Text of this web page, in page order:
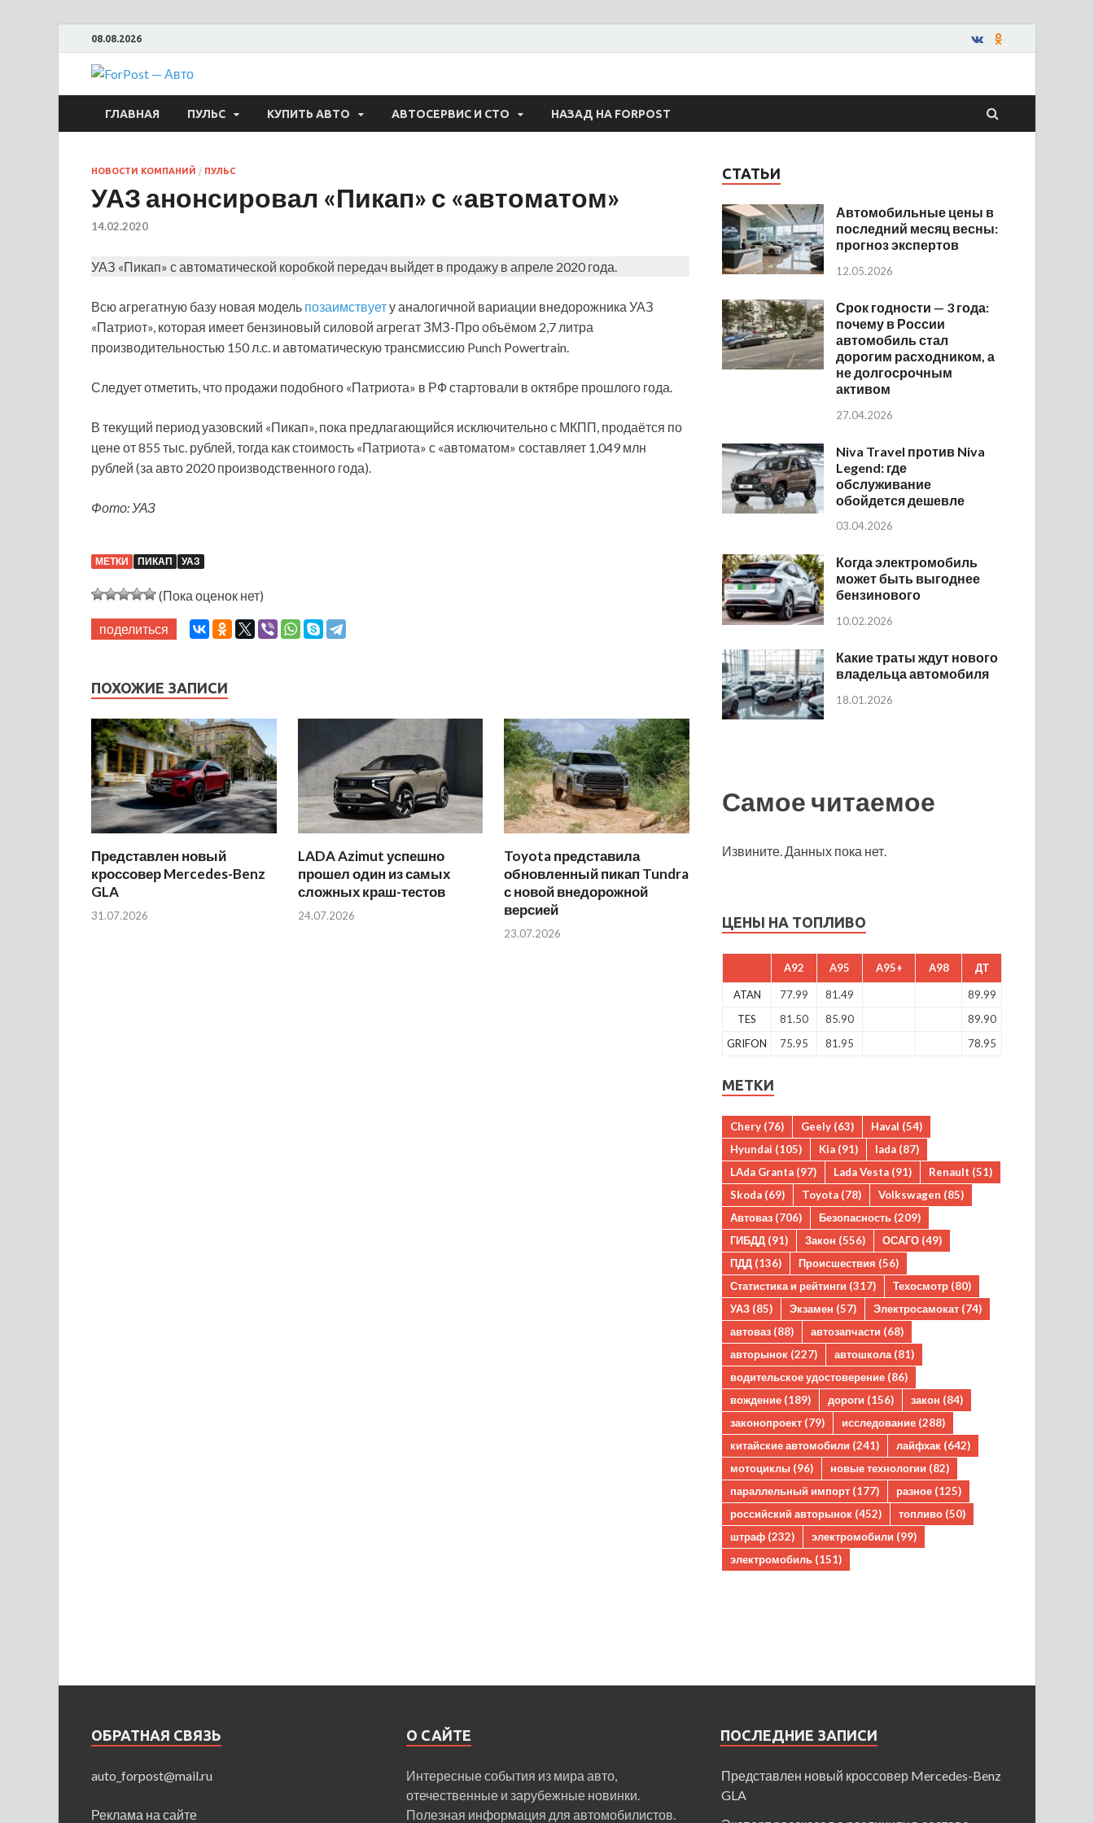
08.08.2026
ForPost — Авто
ГЛАВНАЯ ПУЛЬС КУПИТЬ АВТО АВТОСЕРВИС И СТО НАЗАД НА FORPOST
НОВОСТИ КОМПАНИЙ / ПУЛЬС
УАЗ анонсировал «Пикап» с «автоматом»
14.02.2020
УАЗ «Пикап» с автоматической коробкой передач выйдет в продажу в апреле 2020 года.
Всю агрегатную базу новая модель позаимствуету аналогичной вариации внедорожника УАЗ
«Патриот», которая имеет бензиновый силовой агрегат ЗМЗ-Про объёмом 2,7 литра
производительностью 150 л.с. и автоматическую трансмиссию Punch Powertrain.
Следует отметить, что продажи подобного «Патриота» в РФ стартовали в октябре прошлого года.
В текущий период уазовский «Пикап», пока предлагающийся исключительно с МКПП, продаётся по
цене от 855 тыс. рублей, тогда как стоимость «Патриота» с «автоматом» составляет 1,049 млн
рублей (за авто 2020 производственного года).
Фото: УАЗ
МЕТКИ ПИКАП УАЗ
(Пока оценок нет)
поделиться
ПОХОЖИЕ ЗАПИСИ
Представлен новый
кроссовер Mercedes-Benz
GLA
31.07.2026
LADA Azimut успешно
прошел один из самых
сложных краш-тестов
24.07.2026
Toyota представила
обновленный пикап Tundra
с новой внедорожной
версией
23.07.2026
СТАТЬИ
Автомобильные цены в
последний месяц весны:
прогноз экспертов
12.05.2026
Срок годности — 3 года:
почему в России
автомобиль стал
дорогим расходником, а
не долгосрочным
активом
27.04.2026
Niva Travel против Niva
Legend: где
обслуживание
обойдется дешевле
03.04.2026
Когда электромобиль
может быть выгоднее
бензинового
10.02.2026
Какие траты ждут нового
владельца автомобиля
18.01.2026
Самое читаемое
Извините. Данных пока нет.
ЦЕНЫ НА ТОПЛИВО
A92 A95 A95+ A98 ДТ
ATAN 77.99 81.49
89.99
TES
81.50 85.90
89.90
GRIFON
75.95 81.95 78.95
МЕТКИ
Chery (76) Geely (63) Haval (54)
Hyundai (105) Kia (91) lada (87)
LAda Granta (97) Lada Vesta (91) Renault (51)
Skoda (69) Toyota (78) Volkswagen (85)
Автоваз (706) Безопасность (209)
ГИБДД (91) Закон (556) ОСАГО (49)
ПДД (136) Происшествия (56)
Статистика и рейтинги (317) Техосмотр (80)
УАЗ (85) Экзамен (57) Электросамокат (74)
автоваз (88) автозапчасти (68)
авторынок (227) автошкола (81)
водительское удостоверение (86)
вождение (189) дороги (156) закон (84)
законопроект (79) исследование (288)
китайские автомобили (241) лайфхак (642)
мотоциклы (96) новые технологии (82)
параллельный импорт (177) разное (125)
российский авторынок (452) топливо (50)
штраф (232) электромобили (99)
электромобиль (151)
ОБРАТНАЯ СВЯЗЬ
auto_forpost@mail.ru
Реклама на сайте
О САЙТЕ
Интересные события из мира авто,
отечественные и зарубежные новинки.
Полезная информация для автомобилистов.
ПОСЛЕДНИЕ ЗАПИСИ
Представлен новый кроссовер Mercedes-Benz
GLA